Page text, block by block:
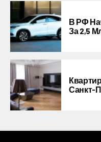
В РФ
За 2,5
Санкт-